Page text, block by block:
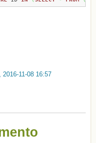
2016-11-08 16:57